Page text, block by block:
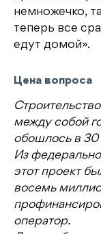
немножечко,
теперь все
едут домой».
Цена вопроса
между собой
обошлось в
Из
этот проект
восемь
оператор.